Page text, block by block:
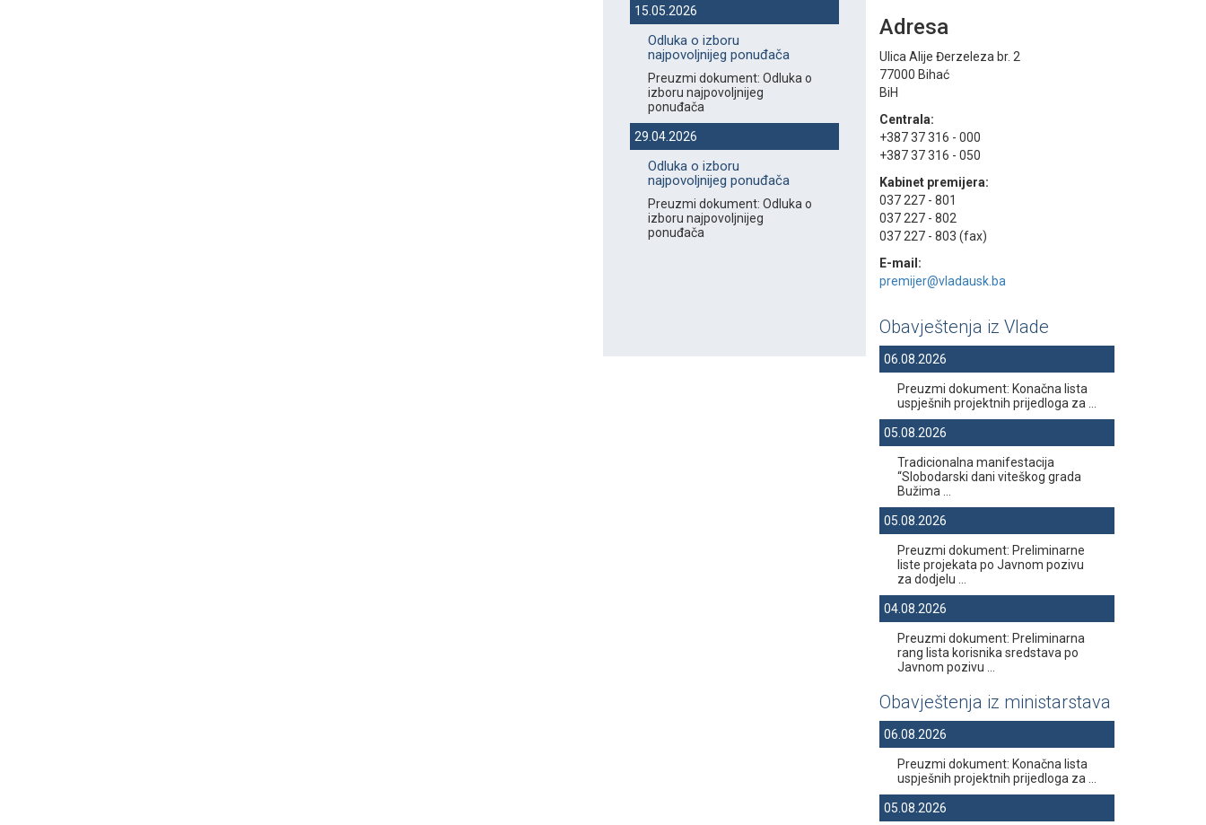
15.05.2026
Odluka o izboru
najpovoljnijeg ponuđača
Preuzmi dokument: Odluka o
izboru najpovoljnijeg
ponuđača
29.04.2026
Odluka o izboru
najpovoljnijeg ponuđača
Preuzmi dokument: Odluka o
izboru najpovoljnijeg
ponuđača
Adresa
Ulica Alije Đerzeleza br. 2
77000 Bihać
BiH
Centrala:
+387 37 316 - 000
+387 37 316 - 050
Kabinet premijera:
037 227 - 801
037 227 - 802
037 227 - 803 (fax)
E-mail:
premijer@vladausk.ba
Obavještenja iz Vlade
06.08.2026
Preuzmi dokument: Konačna lista
uspješnih projektnih prijedloga za ...
05.08.2026
Tradicionalna manifestacija
“Slobodarski dani viteškog grada
Bužima ...
05.08.2026
Preuzmi dokument: Preliminarne
liste projekata po Javnom pozivu
za dodjelu ...
04.08.2026
Preuzmi dokument: Preliminarna
rang lista korisnika sredstava po
Javnom pozivu ...
Obavještenja iz ministarstava
06.08.2026
Preuzmi dokument: Konačna lista
uspješnih projektnih prijedloga za ...
05.08.2026